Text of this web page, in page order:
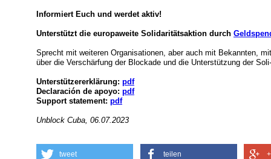
Informiert Euch und werdet aktiv!
Unterstützt die europaweite Solidaritätsaktion durch
Sprecht mit weiteren Organisationen, aber auch mit Bekannten,
über die Verschärfung der Blockade und die Unterstützung der
Unterstützererklärung: pdf
Declaración de apoyo: pdf
Support statement: pdf
Unblock Cuba, 06.07.2023
tweet teilen